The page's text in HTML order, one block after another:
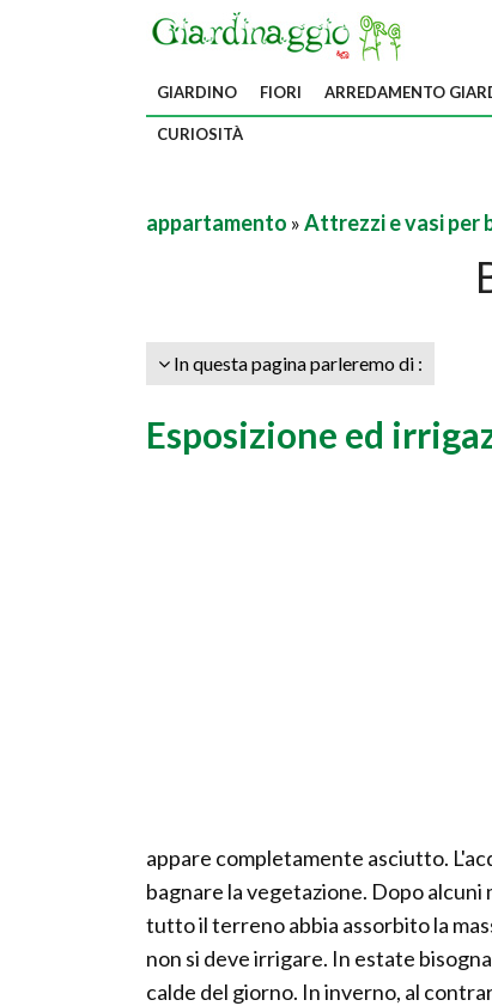
GIARDINO FIORI ARREDAMENTO
CURIOSITÀ
appartamento »Attrezzi e vasi per
In questa pagina parleremo di :
Esposizione ed
appare completamente asciutto.
bagnare la vegetazione. Dopo
tutto il terreno abbia assorbito la
non si deve irrigare. In estate
calde del giorno. In inverno, al